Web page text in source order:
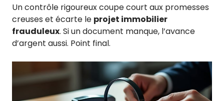
Un contrôle rigoureux coupe court aux promesses
creuses et écarte le projet immobilier
frauduleux. Si un document manque, l’avance
d’argent aussi. Point final.